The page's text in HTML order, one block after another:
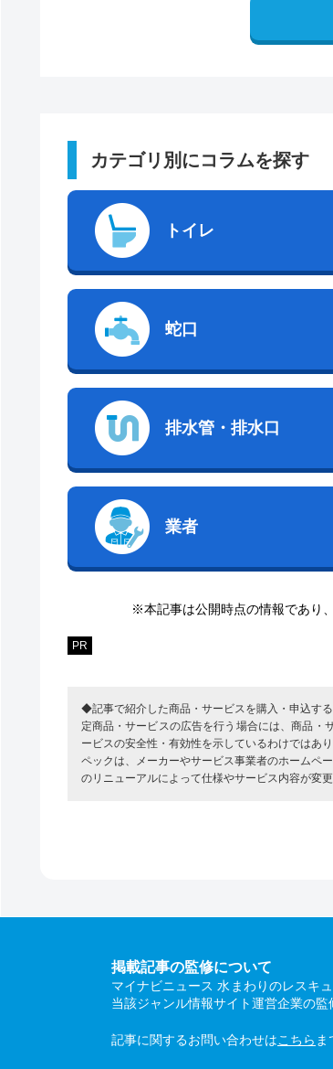
カテゴリ別にコラムを探す
トイレ
蛇口
排水管・排水口
業者
※本記事は公開時点の情報であり
PR
◆記事で紹介した商品・サービスを購入・申込す
定商品・サービスの広告を行う場合には、商品
ービスの安全性・有効性を示しているわけではあ
ペックは、メーカーやサービス事業者のホームペ
のリニューアルによって仕様やサービス内容が変
掲載記事の監修について
マイナビニュース 水まわりのレスキ
当該ジャンル情報サイト運営企業の監
記事に関するお問い合わせはこちら ま